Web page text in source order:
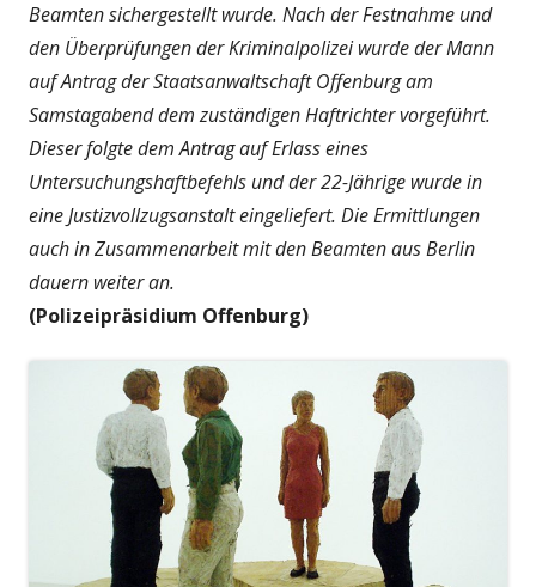
Beamten sichergestellt wurde. Nach der Festnahme und
den Überprüfungen der Kriminalpolizei wurde der Mann
auf Antrag der Staatsanwaltschaft Offenburg am
Samstagabend dem zuständigen Haftrichter vorgeführt.
Dieser folgte dem Antrag auf Erlass eines
Untersuchungshaftbefehls und der 22-Jährige wurde in
eine Justizvollzugsanstalt eingeliefert. Die Ermittlungen
auch in Zusammenarbeit mit den Beamten aus Berlin
dauern weiter an.
(Polizeipräsidium Offenburg)